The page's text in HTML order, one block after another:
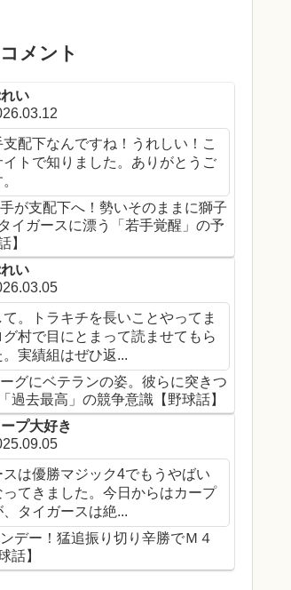
メント
い
配下なんですね！うれしい！こ
イトで知りました。ありがとうご
が支配下へ！勢いそのままに獅子
イガースに漂う「若手覚醒」の予
】
い
。トラキチを長いことやってま
村で目にとまって読ませてもら
実績組はぜひ返...
グにベテランの姿。彼らに突きつ
過去最高」の競争意識【野球話】
プ大好き
スは優勝マジック4でもうやばい
ってきました。今日からはカープ
タイガースは絶...
デー！猛追振り切り辛勝でＭ４
話】